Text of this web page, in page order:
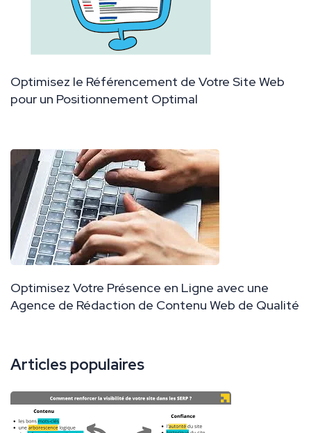
Optimisez le Référencement de Votre Site Web
pour un Positionnement Optimal
Optimisez Votre Présence en Ligne avec une
Agence de Rédaction de Contenu Web de Qualité
Articles populaires